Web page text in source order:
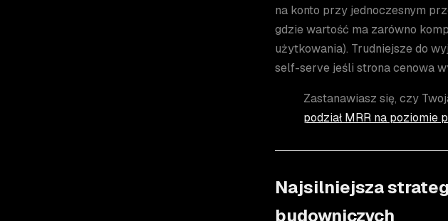
na konto przy jednoczesnym
gdzie wartość ma zarówno
użytkowania). Trudniejsze do
self-serve jeśli strona cenowa
Zastanawiasz się, czy
podział MRR na poziomie
Najsilniejsza
budowniczych